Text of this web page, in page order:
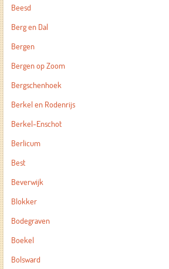
Beesd
Berg en Dal
Bergen
Bergen op Zoom
Bergschenhoek
Berkel en Rodenrijs
Berkel-Enschot
Berlicum
Best
Beverwijk
Blokker
Bodegraven
Boekel
Bolsward